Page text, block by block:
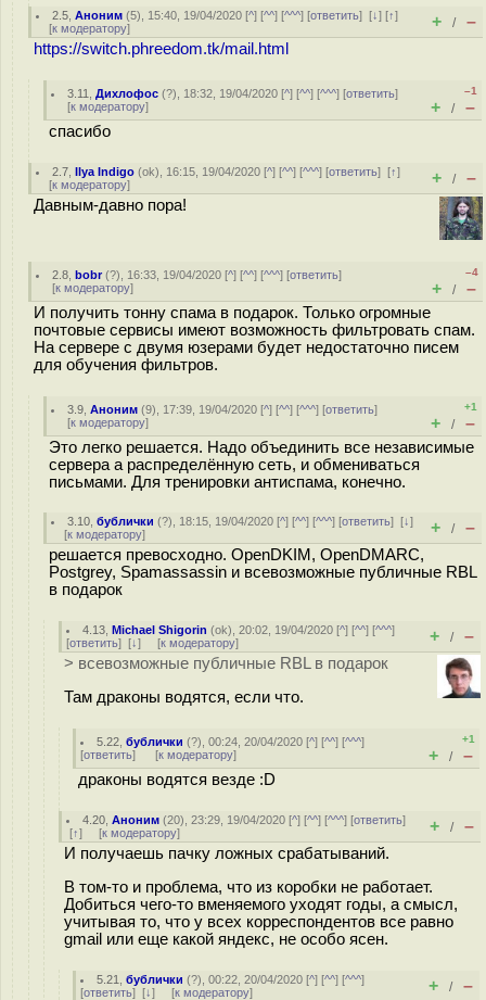
2.5 ,Аноним (5), 15:40, 19/04/2020 [^] [^^] [^^^] [ответить][↓] [↑]
[к модератору] + / –
https://switch.phreedom.tk/mail.html
3.11 ,Дихлофос (?), 18:32, 19/04/2020 [^] [^^] [^^^] [ответить]
[к модератору]
–1
+ / –
спасибо
2.7 ,Ilya Indigo (ok), 16:15, 19/04/2020 [^] [^^] [^^^] [ответить][↑]
[к модератору] + / –
Давным-давно пора!
2.8 ,bobr(?), 16:33, 19/04/2020 [^] [^^] [^^^] [ответить]
[к модератору]
–4
+ / –
И получить тонну спама в подарок. Только огромные
почтовые сервисы имеют возможность фильтровать спам.
На сервере с двумя юзерами будет недостаточно писем
для обучения фильтров.
3.9 ,Аноним (9), 17:39, 19/04/2020 [^] [^^] [^^^] [ответить]
[к модератору]
+1
+ / –
Это легко решается. Надо объединить все независимые
сервера а распределённую сеть, и обмениваться
письмами. Для тренировки антиспама, конечно.
3.10 ,бублички (?), 18:15, 19/04/2020 [^] [^^] [^^^] [ответить][↓]
[к модератору] + / –
решается превосходно. OpenDKIM, OpenDMARC,
Postgrey, Spamassassin и всевозможные публичные RBL
в подарок
4.13 ,Michael Shigorin (ok), 20:02, 19/04/2020 [^] [^^] [^^^]
[ответить] [↓] [к модератору] + / –
> всевозможные публичные RBL в подарок
Там драконы водятся, если что.
5.22 ,бублички (?), 00:24, 20/04/2020 [^] [^^] [^^^]
[ответить] [к модератору]
+1
+ / –
драконы водятся везде :D
4.20 ,Аноним (20), 23:29, 19/04/2020 [^] [^^] [^^^] [ответить]
[↑] [к модератору] + / –
И получаешь пачку ложных срабатываний.
В том-то и проблема, что из коробки не работает.
Добиться чего-то вменяемого уходят годы, а смысл,
учитывая то, что у всех корреспондентов все равно
gmail или еще какой яндекс, не особо ясен.
5.21 ,бублички (?), 00:22, 20/04/2020 [^] [^^] [^^^]
[ответить] [↓] [к модератору] + / –